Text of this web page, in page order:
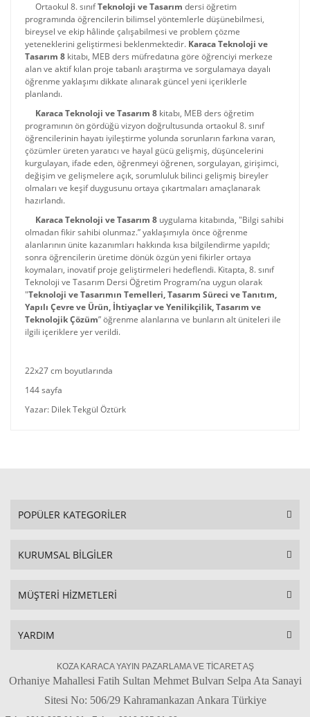
Ortaokul 8. sınıfTeknoloji ve Tasarım dersi öğretim
programında öğrencilerin bilimsel yöntemlerle düşünebilmesi,
bireysel ve ekip hâlinde çalışabilmesi ve problem çözme
yeteneklerini geliştirmesi beklenmektedir. Karaca Teknoloji ve
Tasarım 8 kitabı, MEB ders müfredatına göre öğrenciyi merkeze
alan ve aktif kılan proje tabanlı araştırma ve sorgulamaya dayalı
öğrenme yaklaşımı dikkate alınarak güncel yeni içeriklerle
planlandı.
Karaca Teknoloji ve Tasarım 8 kitabı, MEB ders öğretim
programının ön gördüğü vizyon doğrultusunda ortaokul 8. sınıf
öğrencilerinin hayatı iyileştirme yolunda sorunların farkına varan,
çözümler üreten yaratıcı ve hayal gücü gelişmiş, düşüncelerini
kurgulayan, ifade eden, öğrenmeyi öğrenen, sorgulayan, girişimci,
değişim ve gelişmelere açık, sorumluluk bilinci gelişmiş bireyler
olmaları ve keşif duygusunu ortaya çıkartmaları amaçlanarak
hazırlandı.
Karaca Teknoloji ve Tasarım 8 uygulama kitabında, "Bilgi sahibi
olmadan fikir sahibi olunmaz.” yaklaşımıyla önce öğrenme
alanlarının ünite kazanımları hakkında kısa bilgilendirme yapıldı;
sonra öğrencilerin üretime dönük özgün yeni fikirler ortaya
koymaları, inovatif proje geliştirmeleri hedeflendi. Kitapta, 8. sınıf
Teknoloji ve Tasarım Dersi Öğretim Programı’na uygun olarak
"Teknoloji ve Tasarımın Temelleri, Tasarım Süreci ve Tanıtım,
Yapılı Çevre ve Ürün, İhtiyaçlar ve Yenilikçilik, Tasarım ve
Teknolojik Çözüm” öğrenme alanlarına ve bunların alt üniteleri ile
ilgili içeriklere yer verildi.
22x27 cm boyutlarında
144 sayfa
Yazar: Dilek Tekgül Öztürk
POPÜLER KATEGORİLER
KURUMSAL BİLGİLER
MÜŞTERİ HİZMETLERİ
YARDIM
KOZA KARACA YAYIN PAZARLAMA VE TİCARET AŞ
Orhaniye Mahallesi Fatih Sultan Mehmet Bulvarı Selpa Ata Sanayi
Sitesi No: 506/29 Kahramankazan Ankara Türkiye